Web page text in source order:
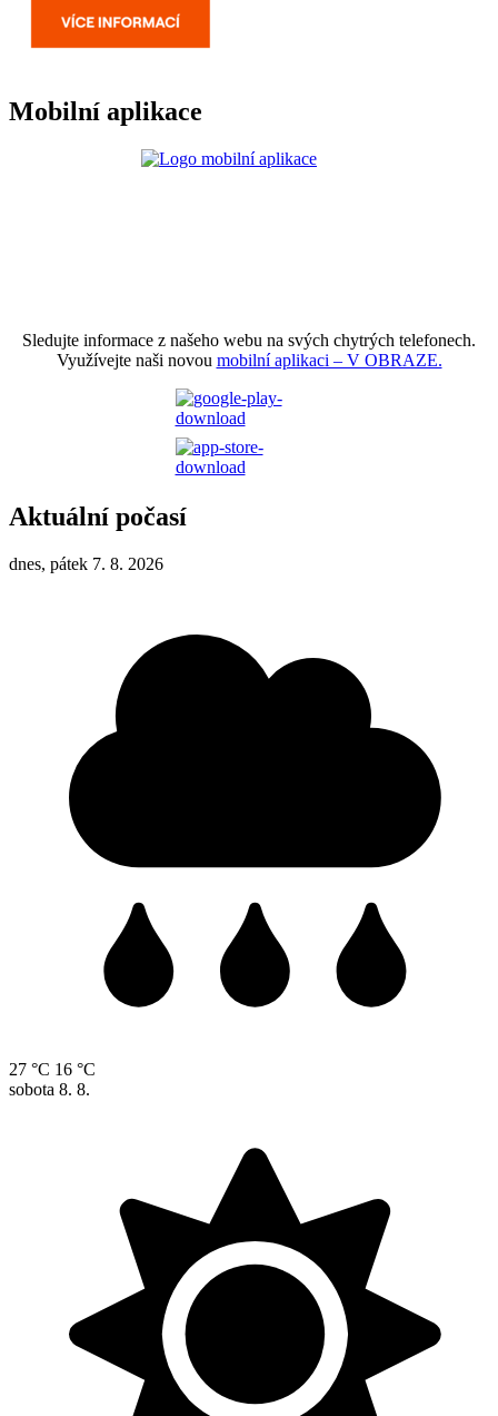
Mobilní aplikace
Sledujte informace z našeho webu na svých chytrých telefonech.
Využívejte naši novou mobilní aplikaci – V OBRAZE.
Aktuální počasí
dnes, pátek 7. 8. 2026
27 °C 16 °C
sobota 8. 8.